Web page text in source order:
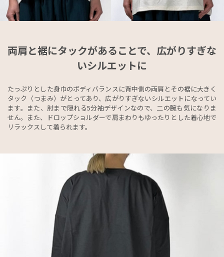
両肩と裾にタックがあることで、広がりすぎな
いシルエットに
たっぷりとした身巾のボディバランスに背中側の両肩とその裾に大きく
タック（つまみ）がとってあり、広がりすぎないシルエットになってい
ます。また、肘まで隠れる5分袖デザインなので、二の腕も気になりま
せん。また、ドロップショルダーで肩まわりもゆったりとした着心地で
リラックスして着られます。